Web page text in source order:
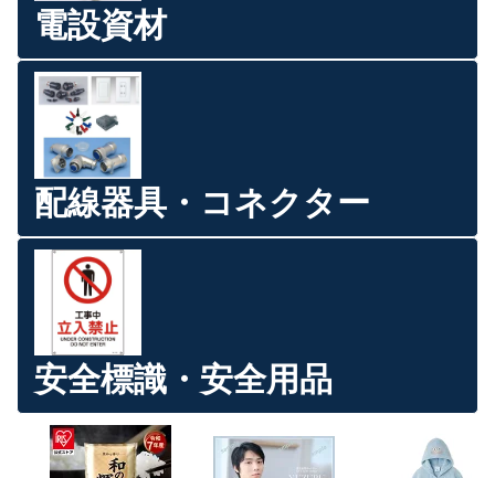
電設資材
配線器具・コネクター
安全標識・安全用品